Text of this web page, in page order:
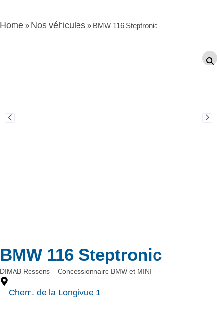
Home » Nos véhicules » BMW 116 Steptronic
BMW 116 Steptronic
DIMAB Rossens – Concessionnaire BMW et MINI
Chem. de la Longivue 1